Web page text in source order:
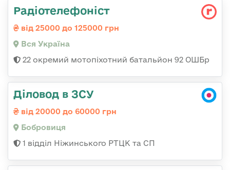
Радіотелефоніст
від 25000 до 125000 грн
Вся Україна
22 окремий мотопіхотний батальйон 92 ОШБр
Діловод в ЗСУ
від 20000 до 60000 грн
Бобровиця
1 відділ Ніжинського РТЦК та СП